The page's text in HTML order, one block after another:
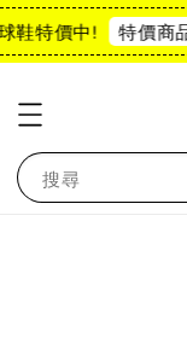
鞋特價中! 特價商品
搜尋